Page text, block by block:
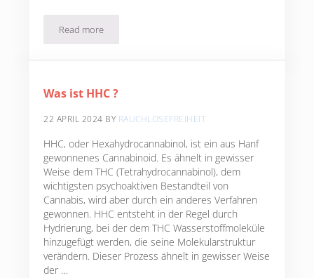
Read moreWas ist THCPO ?
Was ist HHC ?
22 APRIL 2024 BY RAUCHLOSEFREIHEIT
HHC, oder Hexahydrocannabinol, ist ein aus Hanf
gewonnenes Cannabinoid. Es ähnelt in gewisser
Weise dem THC (Tetrahydrocannabinol), dem
wichtigsten psychoaktiven Bestandteil von
Cannabis, wird aber durch ein anderes Verfahren
gewonnen. HHC entsteht in der Regel durch
Hydrierung, bei der dem THC Wasserstoffmoleküle
hinzugefügt werden, die seine Molekularstruktur
verändern. Dieser Prozess ähnelt in gewisser Weise
der …